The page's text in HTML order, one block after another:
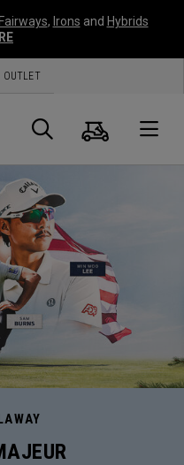
Fairways, Irons and Hybrids
OUTLET
Panier